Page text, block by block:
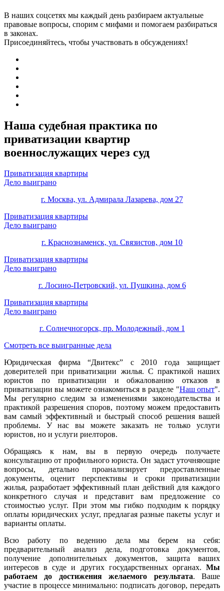
В наших соцсетях мы каждый день разбираем актуальные
правовые вопросы, спорим с мифами и помогаем разбираться
в законах.
Присоединяйтесь, чтобы участвовать в обсуждениях!
Наша судебная практика по
приватизации квартир
военнослужащих через суд
Приватизация квартиры
Дело выиграно
г. Москва, ул. Адмирала Лазарева, дом 27
Приватизация квартиры
Дело выиграно
г. Краснознаменск, ул. Связистов, дом 10
Приватизация квартиры
Дело выиграно
г. Лосино-Петровский, ул. Пушкина, дом 6
Приватизация квартиры
Дело выиграно
г. Солнечногорск, пр. Молодежный, дом 1
Смотреть все выигранные дела
Юридическая фирма “Двитекс” с 2010 года защищает
доверителей при приватизации жилья. С практикой наших
юристов по приватизации и обжалованию отказов в
приватизации вы можете ознакомиться в разделе "Наш опыт".
Мы регулярно следим за изменениями законодательства и
практикой разрешения споров, поэтому можем предоставить
вам самый эффективный и быстрый способ решения вашей
проблемы. У нас вы можете заказать не только услуги
юристов, но и услуги риелторов.
Обращаясь к нам, вы в первую очередь получаете
консультацию от профильного юриста. Он задаст уточняющие
вопросы, детально проанализирует предоставленные
документы, оценит перспективы и сроки приватизации
жилья, разработает эффективный план действий для каждого
конкретного случая и представит вам предложение со
стоимостью услуг. При этом мы гибко подходим к порядку
оплаты юридических услуг, предлагая разные пакеты услуг и
варианты оплаты.
Всю работу по ведению дела мы берем на себя:
предварительный анализ дела, подготовка документов,
получение дополнительных документов, защита ваших
интересов в суде и других государственных органах. Мы
работаем
до достижения желаемого результата. Ваше
участие в процессе минимально: подписать договор, передать